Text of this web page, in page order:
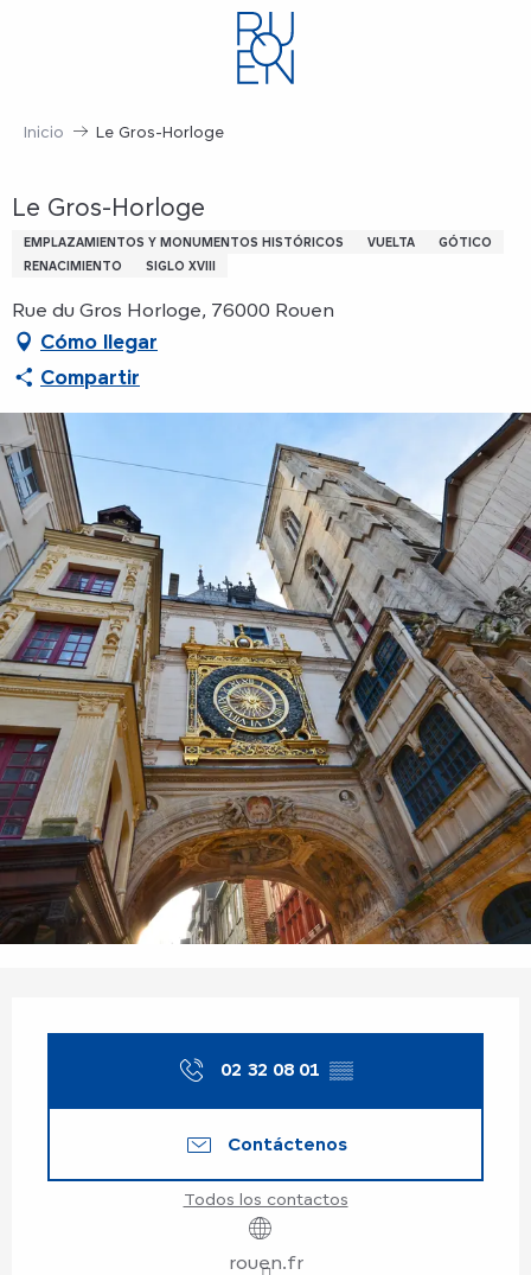
Inicio Le Gros-Horloge
Le Gros-Horloge
EMPLAZAMIENTOS Y MONUMENTOS HISTÓRICOS VUELTA
GÓTICO
RENACIMIENTO
SIGLO XVIII
Rue du Gros Horloge, 76000 Rouen
Cómo llegar
Compartir
02 32 08 01 ▒▒
Contáctenos
Todos los contactos
rouen.fr